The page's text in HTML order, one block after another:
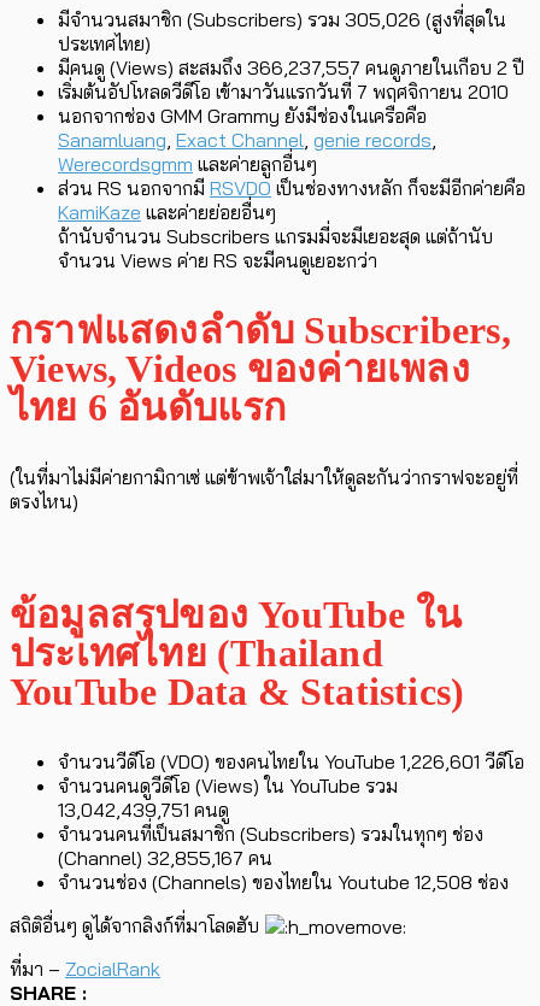
มีจำนวนสมาชิก (Subscribers) รวม 305,026 (สูงที่สุดใน
ประเทศไทย)
มีคนดู (Views) สะสมถึง 366,237,557 คนดูภายในเกือบ 2 ปี
เริ่มต้นอัปโหลดวีดีโอ เข้ามาวันแรกวันที่ 7 พฤศจิกายน 2010
นอกจากช่อง GMM Grammy ยังมีช่องในเครือคือ
Sanamluang Exact Channel genie records
Werecordsgmm และค่ายลูกอื่นๆ
ส่วน RS นอกจากมี RSVDO เป็นช่องทางหลัก ก็จะมีอีกค่ายคือ
KamiKaze และค่ายย่อยอื่นๆ
ถ้านับจำนวน Subscribers แกรมมี่จะมีเยอะสุด แต่ถ้านับ
จำนวน Views ค่าย RS จะมีคนดูเยอะกว่า
กราฟแสดงลำดับ Subscribers,
Views, Videos ของค่ายเพลง
ไทย 6 อันดับแรก
(ในที่มาไม่มีค่ายกามิกาเซ่ แต่ข้าพเจ้าใส่มาให้ดูละกันว่ากราฟจะอยู่ที่
ตรงไหน)
ข้อมูลสรุปของ YouTube ใน
ประเทศไทย (Thailand
YouTube Data & Statistics)
จำนวนวีดีโอ (VDO) ของคนไทยใน YouTube 1,226,601 วีดีโอ
จำนวนคนดูวีดีโอ (Views) ใน YouTube รวม
13,042,439,751 คนดู
จำนวนคนที่เป็นสมาชิก (Subscribers) รวมในทุกๆ ช่อง
(Channel) 32,855,167 คน
จำนวนช่อง (Channels) ของไทยใน Youtube 12,508 ช่อง
สถิติอื่นๆ ดูได้จากลิงก์ที่มาโลดฮับ
ที่มา – ZocialRank
SHARE :